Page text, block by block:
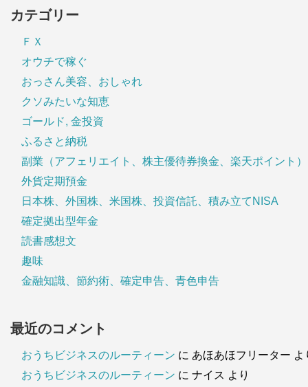
カテゴリー
ＦＸ
オウチで稼ぐ
おっさん美容、おしゃれ
クソみたいな知恵
ゴールド, 金投資
ふるさと納税
副業（アフェリエイト、株主優待券換金、楽天ポイント）
外貨定期預金
日本株、外国株、米国株、投資信託、積み立てNISA
確定拠出型年金
読書感想文
趣味
金融知識、節約術、確定申告、青色申告
最近のコメント
おうちビジネスのルーティーン に あほあほフリーター よ
おうちビジネスのルーティーン に ナイス より